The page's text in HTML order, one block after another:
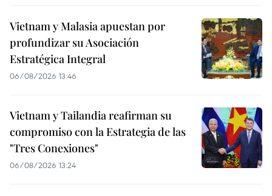
Vietnam y Malasia apuestan por
profundizar su Asociación
Estratégica Integral
06/08/2026 13:46
Vietnam y Tailandia reafirman su
compromiso con la Estrategia de las
"Tres Conexiones"
06/08/2026 13:24